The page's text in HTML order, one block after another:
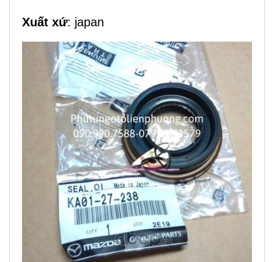
Xuất xứ: japan